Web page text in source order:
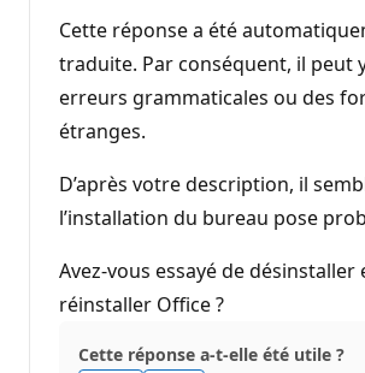
Cette réponse a été
traduite. Par conséquent, il peut
erreurs grammaticales ou des
étranges.
D’après votre description, il
l’installation du bureau pose
Avez-vous essayé de désinstaller
réinstaller Office ?
Cette réponse a-t-elle été utile ?